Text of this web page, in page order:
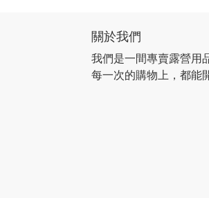
關於我們
我們是一間專賣露營用
每一次的購物上，都能